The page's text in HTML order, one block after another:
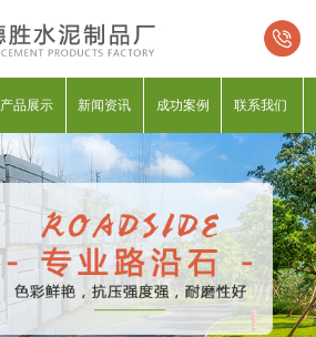
产品展示 新闻资讯 成功案例 联系我们